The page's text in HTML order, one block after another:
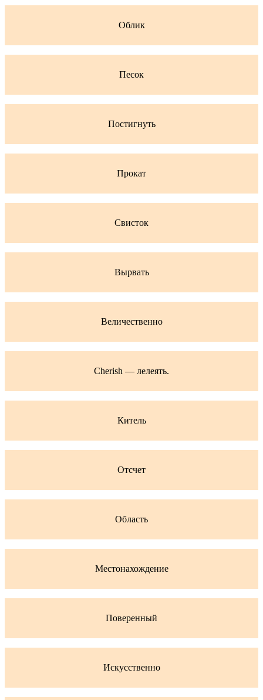
Облик
Песок
Постигнуть
Прокат
Свисток
Вырвать
Величественно
Cherish — лелеять.
Китель
Отсчет
Область
Местонахождение
Поверенный
Искусственно